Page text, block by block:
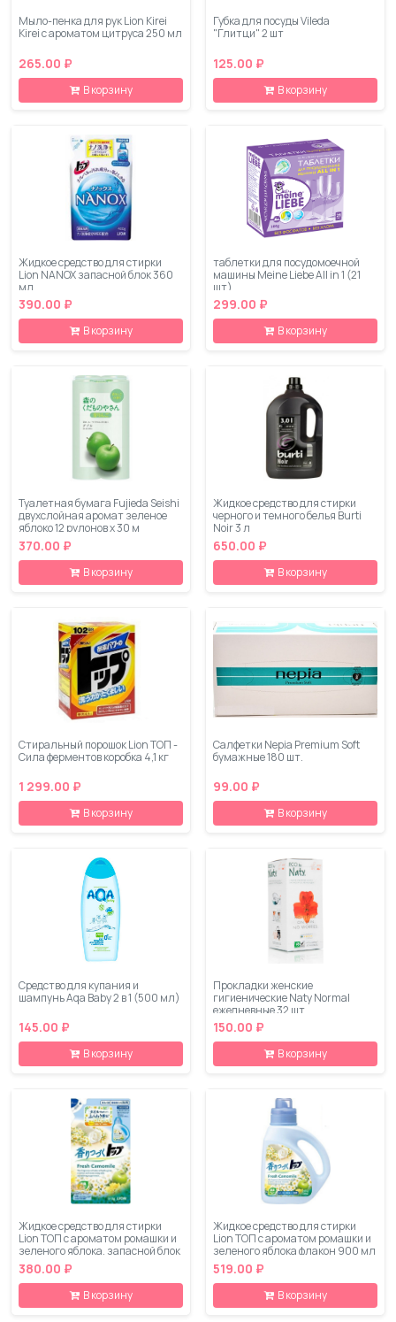
Мыло-пенка для рук Lion Kirei
Kirei с ароматом цитруса 250 мл
265.00 ₽
В корзину
Губка для посуды Vileda
"Глитци" 2 шт
125.00 ₽
В корзину
Жидкое средство для стирки
Lion NANOX запасной блок 360
мл
390.00 ₽
В корзину
таблетки для посудомоечной
машины Meine Liebe All in 1 (21
шт)
299.00 ₽
В корзину
Туалетная бумага Fujieda Seishi
двухслойная аромат зеленое
яблоко 12 рулонов х 30 м
370.00 ₽
В корзину
Жидкое средство для стирки
черного и темного белья Burti
Noir 3 л
650.00 ₽
В корзину
Стиральный порошок Lion ТОП -
Сила ферментов коробка 4,1 кг
1 299.00 ₽
В корзину
Салфетки Nepia Premium Soft
бумажные 180 шт.
99.00 ₽
В корзину
Средство для купания и
шампунь Aqa Baby 2 в 1 (500 мл)
145.00 ₽
В корзину
Прокладки женские
гигиенические Naty Normal
ежедневные 32 шт
150.00 ₽
В корзину
Жидкое средство для стирки
Lion ТОП с ароматом ромашки и
зеленого яблока, запасной блок
810 мл
380.00 ₽
В корзину
Жидкое средство для стирки
Lion ТОП с ароматом ромашки и
зеленого яблока флакон 900 мл
519.00 ₽
В корзину